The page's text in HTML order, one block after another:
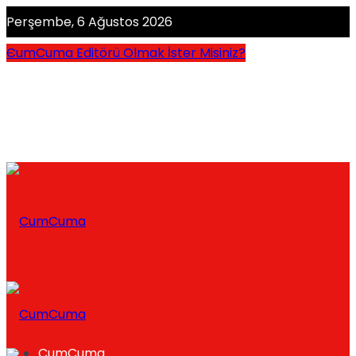
Perşembe, 6 Ağustos 2026
CumCuma Editörü Olmak İster Misiniz?